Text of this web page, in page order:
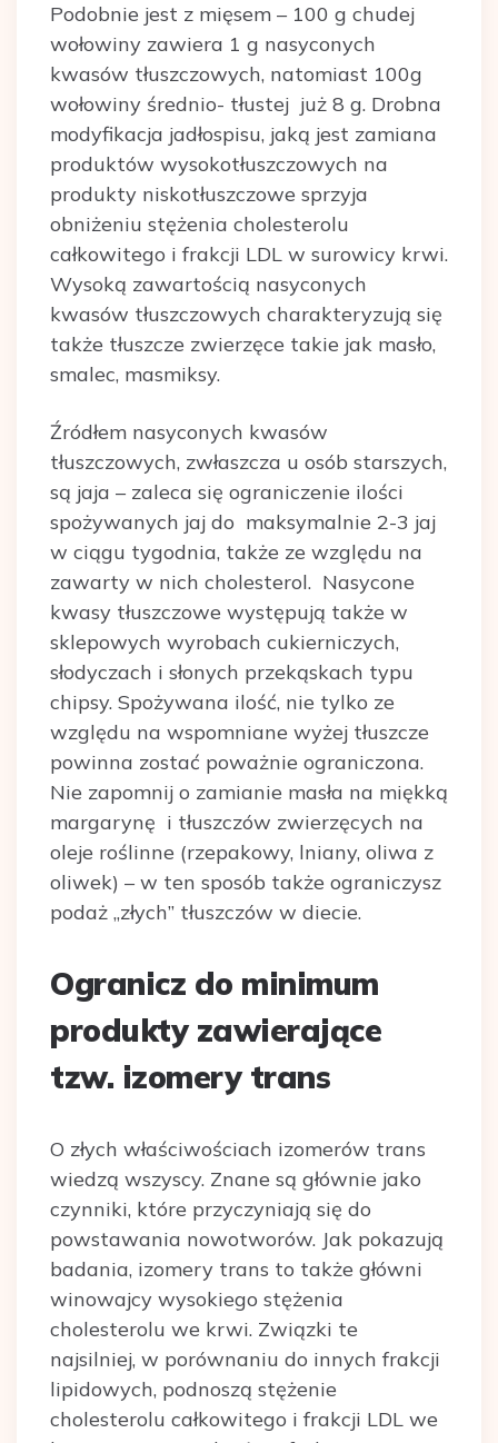
Podobnie jest z mięsem – 100 g chudej
wołowiny zawiera 1 g nasyconych
kwasów tłuszczowych, natomiast 100g
wołowiny średnio- tłustej już 8 g. Drobna
modyfikacja jadłospisu, jaką jest zamiana
produktów wysokotłuszczowych na
produkty niskotłuszczowe sprzyja
obniżeniu stężenia cholesterolu
całkowitego i frakcji LDL w surowicy krwi.
Wysoką zawartością nasyconych
kwasów tłuszczowych charakteryzują się
także tłuszcze zwierzęce takie jak masło,
smalec, masmiksy.
Źródłem nasyconych kwasów
tłuszczowych, zwłaszcza u osób starszych,
są jaja – zaleca się ograniczenie ilości
spożywanych jaj do maksymalnie 2-3 jaj
w ciągu tygodnia, także ze względu na
zawarty w nich cholesterol. Nasycone
kwasy tłuszczowe występują także w
sklepowych wyrobach cukierniczych,
słodyczach i słonych przekąskach typu
chipsy. Spożywana ilość, nie tylko ze
względu na wspomniane wyżej tłuszcze
powinna zostać poważnie ograniczona.
Nie zapomnij o zamianie masła na miękką
margarynę i tłuszczów zwierzęcych na
oleje roślinne (rzepakowy, lniany, oliwa z
oliwek) – w ten sposób także ograniczysz
podaż ,,złych” tłuszczów w diecie.
Ogranicz do minimum
produkty zawierające
tzw. izomery trans
O złych właściwościach izomerów trans
wiedzą wszyscy. Znane są głównie jako
czynniki, które przyczyniają się do
powstawania nowotworów. Jak pokazują
badania, izomery trans to także główni
winowajcy wysokiego stężenia
cholesterolu we krwi. Związki te
najsilniej, w porównaniu do innych frakcji
lipidowych, podnoszą stężenie
cholesterolu całkowitego i frakcji LDL we